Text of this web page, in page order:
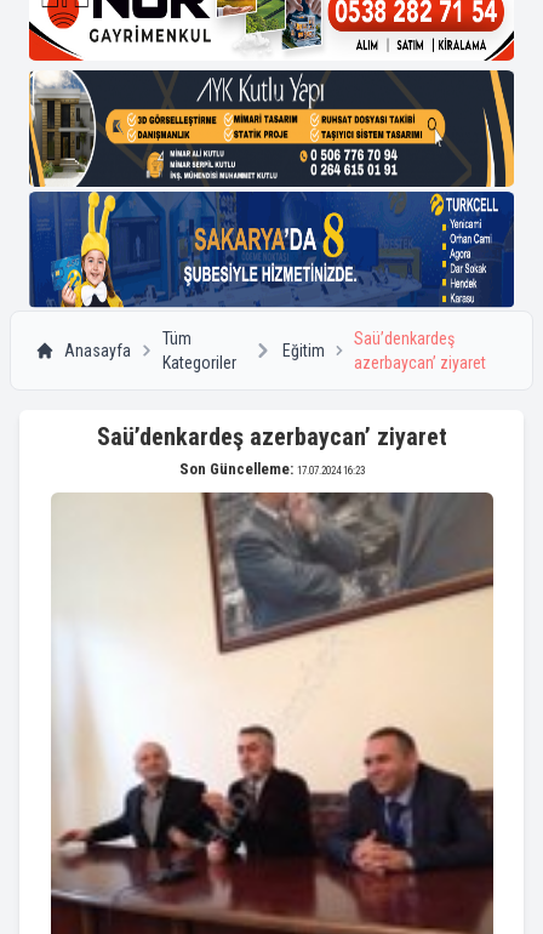
Anasayfa
Tüm
Kategoriler
Eğitim
Saü’denkardeş
azerbaycan’ ziyaret
Saü’denkardeş azerbaycan’ ziyaret
Son Güncelleme: 17.07.2024 16:23